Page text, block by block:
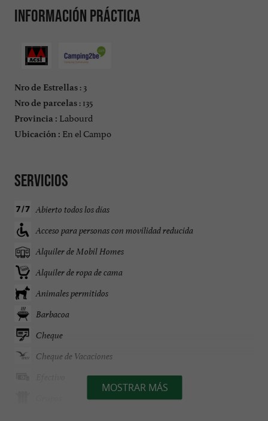
Información práctica
Nro de Estrellas : 3
Nro de parcelas : 135
Provincia : Labourd
Ubicación : En el Campo
Servicios
Abierto todos los días
Acceso para personas con movilidad reducida
Alquiler de Mobil Homes
Alquiler de ropa de cama
Animales permitidos
Barbacoa
Cheque
Cheque de Vacaciones
MOSTRAR MÁS